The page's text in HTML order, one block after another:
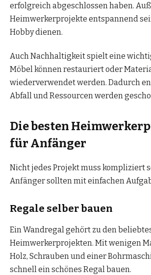
erfolgreich abgeschlossen haben.
Heimwerkerprojekte entspannend
Hobby dienen.
Auch Nachhaltigkeit spielt eine
Möbel können restauriert oder
wiederverwendet werden. Dadurch
Abfall und Ressourcen werden
Die besten
für Anfänger
Nicht jedes Projekt muss kompliziert
Anfänger sollten mit einfachen
Regale selber bauen
Ein Wandregal gehört zu den
Heimwerkerprojekten. Mit wenigen
Holz, Schrauben und einer
schnell ein schönes Regal bauen.